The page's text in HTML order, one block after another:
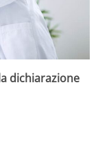
dichiarazione